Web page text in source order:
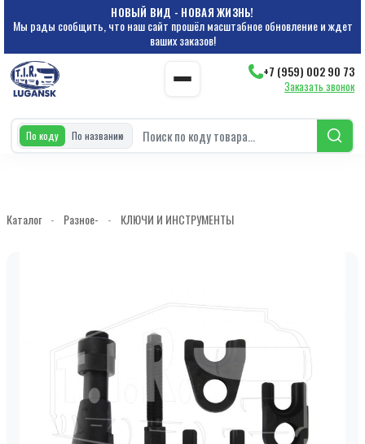
НОВЫЙ ВИД - НОВАЯ ЖИЗНЬ!
Мы рады сообщить, что наш сайт прошёл масштабное обновление и ждет
ваших заказов!
+7 (959) 002 90 73
Заказать звонок
По коду По названию
Каталог - Разное- - КЛЮЧИ И ИНСТРУМЕНТЫ